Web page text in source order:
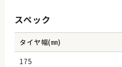
スペック
タイヤ幅(㎜)
175